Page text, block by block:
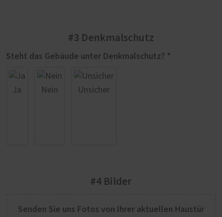
#3 Denkmalschutz
Steht das Gebäude unter Denkmalschutz? *
Ja Nein Unsicher
#4 Bilder
Senden Sie uns Fotos von Ihrer aktuellen Haustür